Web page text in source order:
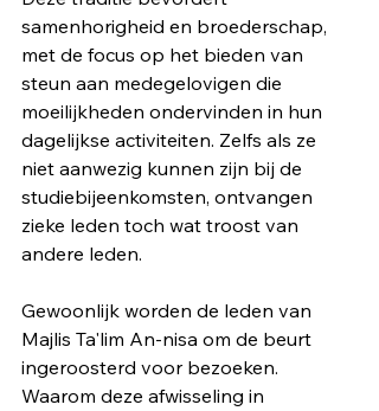
samenhorigheid en broederschap,
met de focus op het bieden van
steun aan medegelovigen die
moeilijkheden ondervinden in hun
dagelijkse activiteiten. Zelfs als ze
niet aanwezig kunnen zijn bij de
studiebijeenkomsten, ontvangen
zieke leden toch wat troost van
andere leden.
Gewoonlijk worden de leden van
Majlis Ta'lim An-nisa om de beurt
ingeroosterd voor bezoeken.
Waarom deze afwisseling in